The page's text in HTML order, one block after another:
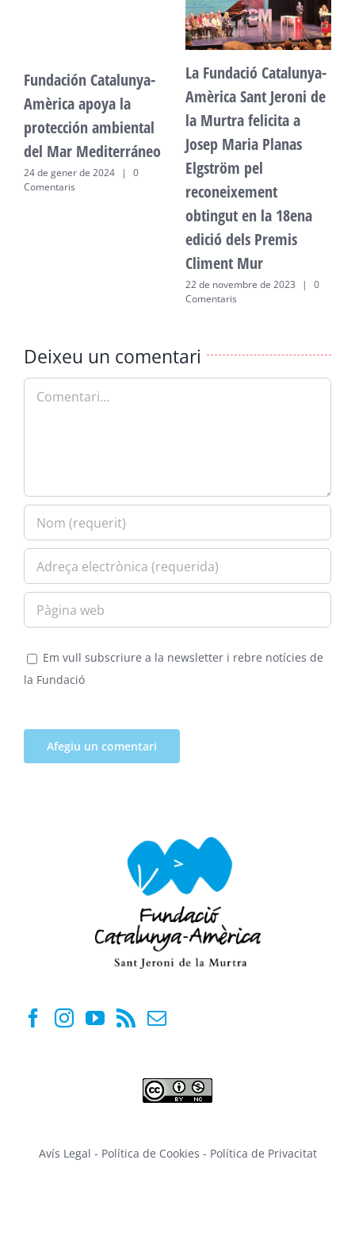
Fundación Catalunya-
Amèrica apoya la
protección ambiental
del Mar Mediterráneo
24 de gener de 2024 |
0
Comentaris
La Fundació Catalunya-
Amèrica Sant Jeroni de
la Murtra felicita a
Josep Maria Planas
Elgström pel
reconeixement
obtingut en la 18ena
edició dels Premis
Climent Mur
22 de novembre de 2023 |
0
Comentaris
Deixeu un comentari
Em vull subscriure a la newsletter i rebre notícies de
la Fundació
Avís Legal - Política de Cookies - Política de Privacitat